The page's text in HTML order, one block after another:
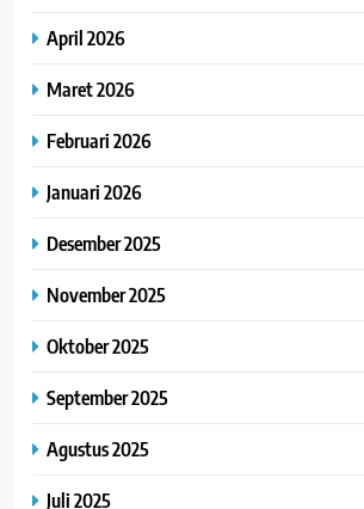
April 2026
Maret 2026
Februari 2026
Januari 2026
Desember 2025
November 2025
Oktober 2025
September 2025
Agustus 2025
Juli 2025